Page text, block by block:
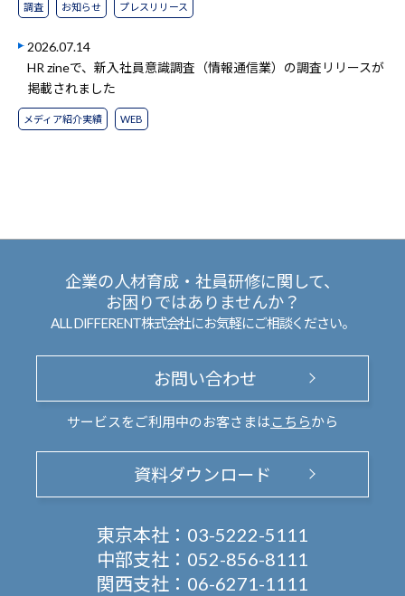
調査 お知らせ プレスリリース
2026.07.14
HR zineで、新入社員意識調査（情報通信業）の調査リリースが
掲載されました
メディア紹介実績 WEB
企業の人材育成・社員研修に関して、
お困りではありませんか？
ALL DIFFERENT株式会社にお気軽にご相談ください。
お問い合わせ
サービスをご利用中のお客さまは こちらから
資料ダウンロード
東京本社： 03-5222-5111
中部支社： 052-856-8111
関西支社： 06-6271-1111